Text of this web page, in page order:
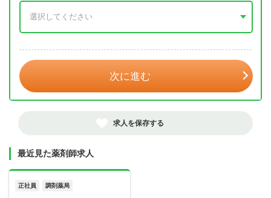
次に進む
求人を保存する
最近見た薬剤師求人
正社員 調剤薬局